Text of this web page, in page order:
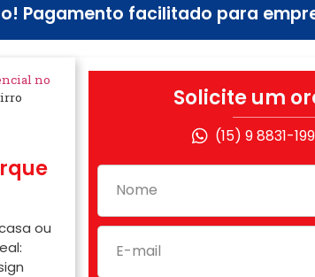
Pagamento facilitado para
no
ou
Solicite um
(15) 9 8831-